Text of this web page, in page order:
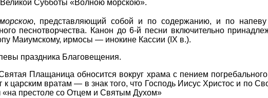
Субботы «Волною морскою».
, представляющий собой и по содержанию, и по
песнотворчества. Канон до 6-й песни включительно
Маиумскому, ирмосы — инокине Кассии (IX в.).
праздника Благовещения.
Плащаница обносится вокруг храма с пением погребального
царским вратам — в знак того, что Господь Иисус Христос и по
престоле со Отцем и Святым Духом»